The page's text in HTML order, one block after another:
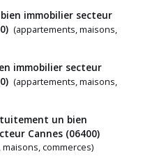
immobilier secteur
(appartements, maisons,
immobilier secteur
(appartements, maisons,
un bien
Cannes (06400)
commerces)